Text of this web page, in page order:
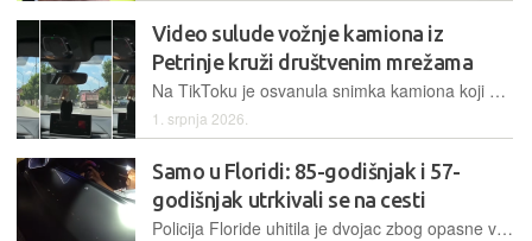
Video sulude vožnje kamiona iz
Petrinje kruži društvenim mrežama
Na TikToku je osvanula snimka kamiona koji ozbiljno vrluda cestom, poput kakvog pijanca, umalo izlijeće s kolnika i zabija se u vozila koja dolaze iz suprotnog smjera
1. srpnja 2026.
Samo u Floridi: 85-godišnjak i 57-
godišnjak utrkivali se na cesti
Policija Floride uhitila je dvojac zbog opasne vožnje i uličnog utrkivanja državnom cestom, a fotografija starijeg vozača uhićenog na djelu s cigaretom u ustima obilazi društvene mreže